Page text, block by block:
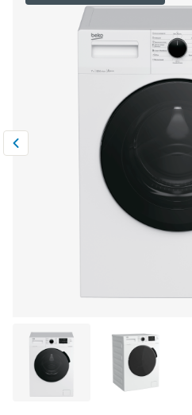
Малая бытовая техника
Климатическая техника